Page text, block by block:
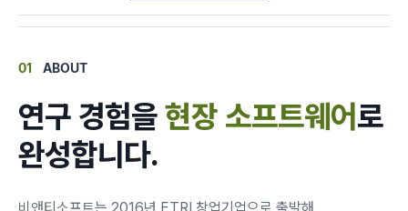
01 ABOUT
연구 경험을 현장 소프트웨어 로
완성합니다.